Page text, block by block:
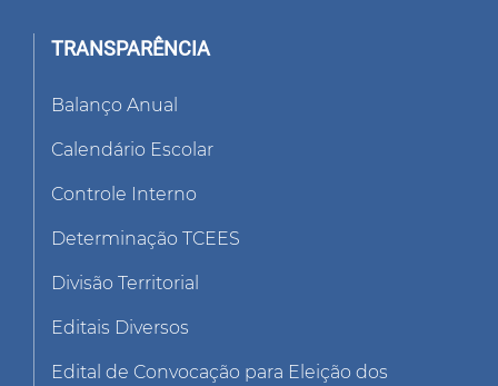
TRANSPARÊNCIA
Balanço Anual
Calendário Escolar
Controle Interno
Determinação TCEES
Divisão Territorial
Editais Diversos
Edital de Convocação para Eleição dos